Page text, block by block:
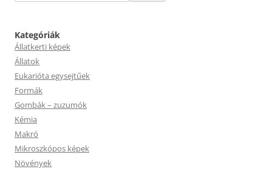
Kategóriák
Állatkerti képek
Állatok
Eukarióta egysejtűek
Formák
Gombák – zuzumók
Kémia
Makró
Mikroszkópos képek
Növények